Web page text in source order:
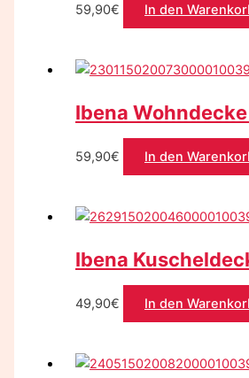
59,90€ In den
Ibena Wohndecke
59,90€ In den
Ibena
49,90€ In den